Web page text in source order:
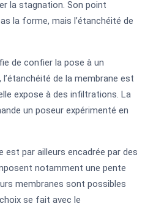
la stagnation. Son point
la forme, mais l’étanchéité de
de confier la pose à un
de la membrane est
expose à des infiltrations. La
un poseur expérimenté en
est par ailleurs encadrée par des
notamment une pente
membranes sont possibles
se fait avec le